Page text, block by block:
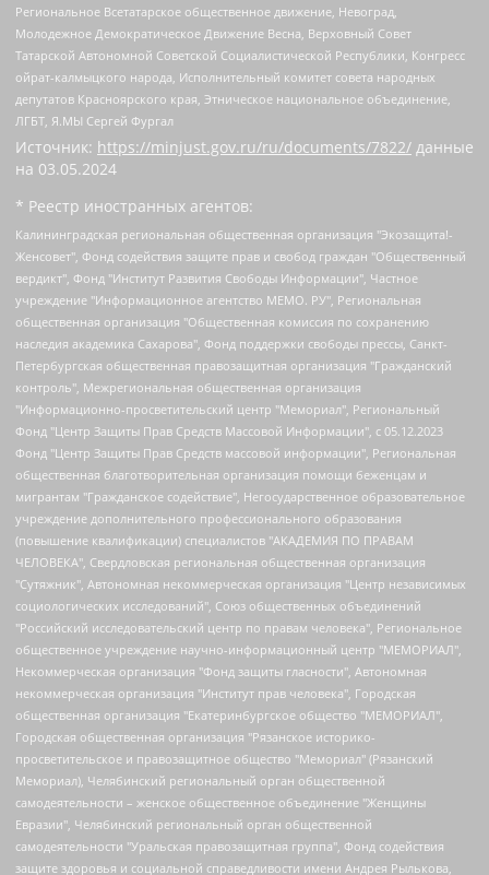
Региональное Всетатарское общественное движение, Невоград,
Молодежное Демократическое Движение Весна, Верховный Совет
Татарской Автономной Советской Социалистической Республики, Конгресс
ойрат-калмыцкого народа, Исполнительный комитет совета народных
депутатов Красноярского края, Этническое национальное объединение,
ЛГБТ, Я.МЫ Сергей Фургал
Источник: https://minjust.gov.ru/ru/documents/7822/ данные
на 03.05.2024
* Реестр иностранных агентов:
Калининградская региональная общественная организация "Экозащита!-Женсовет", Фонд содействия защите прав и свобод граждан "Общественный вердикт", Фонд "Институт Развития Свободы Информации", Частное учреждение "Информационное агентство МЕМО. РУ", Региональная общественная организация "Общественная комиссия по сохранению наследия академика Сахарова", Фонд поддержки свободы прессы, Санкт-Петербургская общественная правозащитная организация "Гражданский контроль", Межрегиональная общественная организация "Информационно-просветительский центр "Мемориал", Региональный Фонд "Центр Защиты Прав Средств Массовой Информации", с 05.12.2023 Фонд "Центр Защиты Прав Средств массовой информации", Региональная общественная благотворительная организация помощи беженцам и мигрантам "Гражданское содействие", Негосударственное образовательное учреждение дополнительного профессионального образования (повышение квалификации) специалистов "АКАДЕМИЯ ПО ПРАВАМ ЧЕЛОВЕКА", Свердловская региональная общественная организация "Сутяжник", Автономная некоммерческая организация "Центр независимых социологических исследований", Союз общественных объединений "Российский исследовательский центр по правам человека", Региональное общественное учреждение научно-информационный центр "МЕМОРИАЛ", Некоммерческая организация "Фонд защиты гласности", Автономная некоммерческая организация "Институт прав человека", Городская общественная организация "Екатеринбургское общество "МЕМОРИАЛ", Городская общественная организация "Рязанское историко-просветительское и правозащитное общество "Мемориал" (Рязанский Мемориал), Челябинский региональный орган общественной самодеятельности – женское общественное объединение "Женщины Евразии", Челябинский региональный орган общественной самодеятельности "Уральская правозащитная группа", Фонд содействия защите здоровья и социальной справедливости имени Андрея Рылькова, Автономная Некоммерческая Организация "Аналитический Центр Юрия Левады", Автономная некоммерческая организация социальной поддержки населения "Проект Апрель", Региональная общественная организация помощи женщинам и детям, находящимся в кризисной ситуации "Информационно-методический центр "Анна", Фонд содействия развитию массовых коммуникаций и правовому просвещению "Так-так-Так", Фонд содействия устойчивому развитию "Серебряная тайга", Свердловский региональный общественный фонд социальных проектов "Новое время", "Idel.Реалии", Кавказ.Реалии, Крым.Реалии, Телеканал Настоящее Время, Татаро-башкирская служба Радио Свобода (Azatliq Radiosi), Радио Свободная Европа/Радио Свобода (PCE/PC), "Сибирь.Реалии", "Фактограф", Благотворительный фонд помощи осужденным и их семьям, Автономная некоммерческая организация "Институт глобализации и социальных движений", Фонд "В защиту прав заключенных", Частное учреждение "Центр поддержки и содействия развитию средств массовой информации", Пензенский региональный общественный благотворительный фонд "Гражданский союз", "Север.Реалии", Некоммерческая организация Фонд "Правовая инициатива", Общество с ограниченной ответственностью "Радио Свободная Европа/Радио Свобода", Чешское информационное агентство "MEDIUM-ORIENT", Красноярская региональная общественная организация "Мы против СПИДа", Камалягин Денис Николаевич, Маркелов Сергей Евгеньевич, Пономарев Лев Александрович, Савицкая Людмила Алексеевна, Автономная некоммерческая организация "Центр по работе с проблемой насилия "НАСИЛИЮ.НЕТ", Межрегиональный профессиональный союз работников здравоохранения "Альянс врачей", Юридическое лицо, зарегистрированное в Латвийской Республике, SIA "Medusa Project" (регистрационный номер 40103797863, дата регистрации 10.06.2014), Некоммерческая организация "Фонд по борьбе с коррупцией", Автономная некоммерческая организация "Институт права и публичной политики", Баданин Роман Сергеевич, Гликин Максим Александрович, Железнова Мария Михайловна, Лукьянова Юлия Сергеевна, Маетная Елизавета Витальевна, Маняхин Петр Борисович, Чуракова Ольга Владимировна, Ярош Юлия Петровна, Юридическое лицо "The Insider SIA", зарегистрированное в Риге, Латвийская Республика (дата регистрации 26.06.2015), являющееся администратором доменного имени интернет-издания "The Insider SIA", https://theins.ru, Постернак Алексей Евгеньевич, Рубин Михаил Аркадьевич, Анин Роман Александрович, Юридическое лицо Istories fonds, зарегистрированное в Латвийской Республике (регистрационный номер 50008295751, дата регистрации 24.02.2020), Великовский Дмитрий Александрович, Долинина Ирина Николаевна, Мароховская Алеся Алексеевна, Шлейнов Роман Юрьевич, Шмагун Олеся Валентиновна, Общество с ограниченной ответственностью "Альтаир 2021", Общество с ограниченной ответственностью "Вега 2021", Общество с ограниченной ответственностью "Главный редактор 2021", Общество с ограниченной ответственностью "Ромашки монолит", Важенков Артем Валерьевич, Ивановская областная общественная организация "Центр гендерных исследований", Гурман Юрий Альбертович, Медиапроект "ОВД-Инфо", Егоров Владимир Владимирович, Жилинский Владимир Александрович, Общество с ограниченной ответственностью "ЗП", Иванова София Юрьевна, Карезина Инна Павловна, Кильтау Екатерина Викторовна, Петров Алексей Викторович, Пискунов Сергей Евгеньевич, Смирнов Сергей Сергеевич, Тихонов Михаил Сергеевич, Общество с ограниченной ответственностью "ЖУРНАЛИСТ-ИНОСТРАННЫЙ АГЕНТ", Арапова Галина Юрьевна, Вольтская Татьяна Анатольевна, Американская компания "Mason G.E.S. Anonymous Foundation" (США), являющаяся владельцем интернет-издания https://mnews.world/, Компания "Stichting Bellingcat", зарегистрированная в Нидерландах (дата регистрации 11.07.2018), Захаров Андрей Вячеславович, Клепиковская Екатерина Дмитриевна, Общество с ограниченной ответственностью "МЕМО", Перл Роман Александрович, Симонов Евгений Алексеевич, Соловьева Елена Анатольевна, Сотников Даниил Владимирович, Сурначева Елизавета Дмитриевна, Автономная некоммерческая организация по защите прав человека и информированию населения "Якутия – Наше Мнение", Общество с ограниченной ответственностью "Москоу диджитал медиа", с 26.01.2023 Общество с ограниченной ответственностью "Чайка Белые сады", Ветошкина Валерия Валерьевна, Заговора Максим Александрович, Межрегиональное общественное движение "Российская ЛГБТ - сеть", Оленичев Максим Владимирович, Павлов Иван Юрьевич, Скворцова Елена Сергеевна, Общество с ограниченной ответственностью "Как бы инагент", Кочетков Игорь Викторович, Общество с ограниченной ответственностью "Честные выборы", Еланчик Олег Александрович, Общество с ограниченной ответственностью "Нобелевский призыв", Гималова Регина Эмилевна, Григорьев Андрей Валерьевич, Григорьева Алина Александровна, Ассоциация по содействию защите прав призывников, альтернативнослужащих и военнослужащих "Правозащитная группа "Гражданин.Армия.Право", Хисамова Регина Фаритовна, Автономная некоммерческая организация по реализации социально-правовых программ "Лилит", Дальневосточное общественное движение "Маяк", Санкт-Петербургская ЛГБТ-инициативная группа "Выход", Инициативная группа ЛГБТ+ "Реверс", Алексеев Андрей Викторович, Бекбулатова Таисия Львовна, Беляев Иван Михайлович, Владыкина Елена Сергеевна, Гельман Марат Александрович, Никульшина Вероника Юрьевна, Толоконникова Надежда Андреевна, Шендерович Виктор Анатольевич, Общество с ограниченной ответственностью "Данное сообщение", Общество с ограниченной ответственностью Издательский дом "Новая глава", Айнбиндер Александра Александровна, Московский комьюнити-центр для ЛГБТ+инициатив, Благотворительный фонд развития филантропии, Deutsche Welle (Германия, Kurt-Schumacher-Strasse 3, 53113 Bonn), Борзунова Мария Михайловна, Воробьев Виктор Викторович, Голубева Анна Львовна, Константинова Алла Михайловна, Малкова Ирина Владимировна, Мурадов Мурад Абдулгалимович, Осетинская Елизавета Николаевна, Понасенков Евгений Николаевич, Ганапольский Матвей Юрьевич, Киселев Евгений Алексеевич, Борухович Ирина Григорьевна, Дремин Иван Тимофеевич, Дубровский Дмитрий Викторович, Красноярская региональная общественная организация поддержки и развития альтернативных образовательных технологий и межкультурных коммуникаций "ИНТЕРРА", Маяковская Екатерина Алексеевна, Фейгин Марк Захарович, Филимонов Андрей Викторович, Дзугкоева Регина Николаевна, Доброхотов Роман Александрович, Дудь Юрий Александрович, Елкин Сергей Владимирович, Кругликов Кирилл Игоревич, Сабунаева Мария Леонидовна, Семенов Алексей Владимирович, Шаинян Карен Багратович, Шульман Екатерина Михайловна, Асафьев Артур Валерьевич, Вахштайн Виктор Семенович, Венедиктов Алексей Алексеевич, Лушникова Екатерина Евгеньевна, Волков Леонид Михайлович, Невзоров Александр Глебович, Пархоменко Сергей Борисович, Сироткин Ярослав Николаевич, Кара-Мурза Владимир Владимирович, Баранова Наталья Владимировна, Гозман Леонид Яковлевич, Кагарлицкий Борис Юльевич, Климарев Михаил Валерьевич, Милов Владимир Станиславович, Автономная некоммерческая организация Краснодарский центр современного искусства "Типография", Моргенштерн Алишер Тагирович, Соболь Любовь Эдуардовна, Общество с ограниченной ответственностью "ЛИЗА НОРМ", Каспаров Гарри Кимович, Ходорковский Михаил Борисович, Общество с ограниченной ответственностью "Апрельские тезисы", Данилович Ирина Брониславовна, Кашин Олег Владимирович, Петров Николай Владимирович, Пивоваров Алексей Владимирович, Соколов Михаил Владимирович, Цветкова Юлия Владимировна, Чичваркин Евгений Александрович, Комитет против пыток/Команда против пыток, Общество с ограниченной ответственностью "Первый научный", Общество с ограниченной ответственностью "Вертолет и ко", Белоцерковская Вероника Борисовна, Кац Максим Евгеньевич, Лазарева Татьяна Юрьевна, Шаведдинов Руслан Табризович, Яшин Илья Валерьевич, Общество с ограниченной ответственностью "Иноагент ААВ", Алешковский Дмитрий Петрович, Альбац Евгения Марковна, Быков Дмитрий Львович, Галямина Юлия Евгеньевна, Лойко Сергей Леонидович, Мартынов Кирилл Константинович, Медведев Сергей Александрович, Крашенинников Федор Геннадиевич, Гордеева Катерина Вл